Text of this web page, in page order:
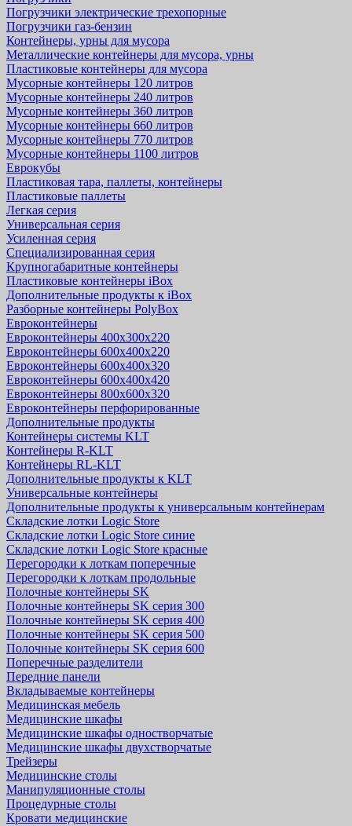
Погрузчики электрические трехопорные
Погрузчики газ-бензин
Контейнеры, урны для мусора
Металлические контейнеры для мусора, урны
Пластиковые контейнеры для мусора
Мусорные контейнеры 120 литров
Мусорные контейнеры 240 литров
Мусорные контейнеры 360 литров
Мусорные контейнеры 660 литров
Мусорные контейнеры 770 литров
Мусорные контейнеры 1100 литров
Еврокубы
Пластиковая тара, паллеты, контейнеры
Пластиковые паллеты
Легкая серия
Универсальная серия
Усиленная серия
Специализированная серия
Крупногабаритные контейнеры
Пластиковые контейнеры iBox
Дополнительные продукты к iBox
Разборные контейнеры PolyBox
Евроконтейнеры
Евроконтейнеры 400х300х220
Евроконтейнеры 600х400х220
Евроконтейнеры 600х400х320
Евроконтейнеры 600х400х420
Евроконтейнеры 800х600х320
Евроконтейнеры перфорированные
Дополнительные продукты
Контейнеры системы KLT
Контейнеры R-KLT
Контейнеры RL-KLT
Дополнительные продукты к KLT
Универсальные контейнеры
Дополнительные продукты к универсальным контейнерам
Складские лотки Logic Store
Складские лотки Logic Store синие
Складские лотки Logic Store красные
Перегородки к лоткам поперечные
Перегородки к лоткам продольные
Полочные контейнеры SK
Полочные контейнеры SK серия 300
Полочные контейнеры SK серия 400
Полочные контейнеры SK серия 500
Полочные контейнеры SK серия 600
Поперечные разделители
Передние панели
Вкладываемые контейнеры
Медицинская мебель
Медицинские шкафы
Медицинские шкафы одностворчатые
Медицинские шкафы двухстворчатые
Трейзеры
Медицинские столы
Манипуляционные столы
Процедурные столы
Кровати медицинские